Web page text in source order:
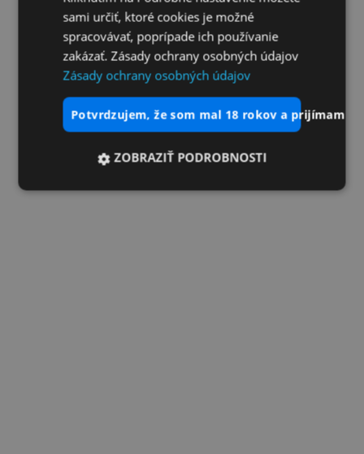
sami určiť, ktoré cookies je možné
spracovávať, poprípade ich používanie
zakázať. Zásady ochrany osobných údajov
Zásady ochrany osobných údajov
potvrdzujem, že som mal 18 rokov a prijímam
ZOBRAZIŤ PODROBNOSTI